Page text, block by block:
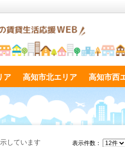
ア 高知市北エリア 高知市西
しています 表示件数：